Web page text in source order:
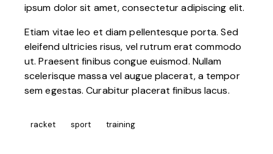
ipsum dolor sit amet, consectetur adipiscing elit.
Etiam vitae leo et diam pellentesque porta. Sed
eleifend ultricies risus, vel rutrum erat commodo
ut. Praesent finibus congue euismod. Nullam
scelerisque massa vel augue placerat, a tempor
sem egestas. Curabitur placerat finibus lacus.
racket sport training